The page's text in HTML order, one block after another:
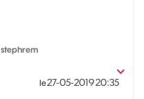
stephrem
le‎27-05-201920:35